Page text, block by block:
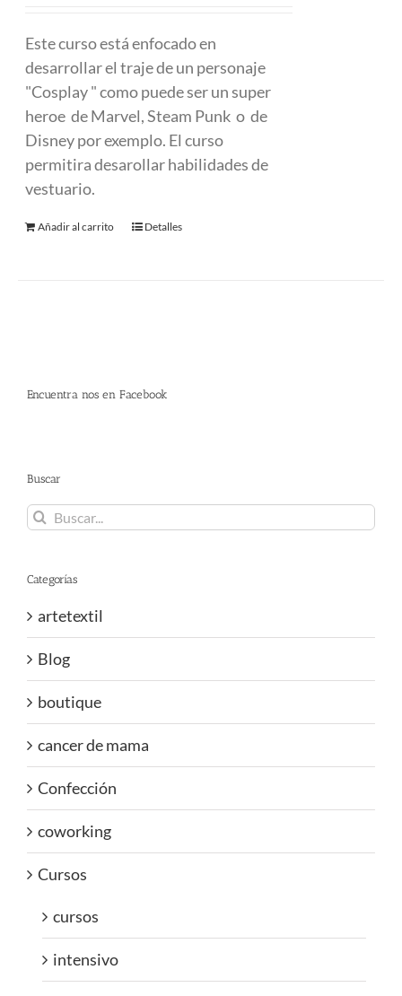
Este curso está enfocado en
desarrollar el traje de un personaje
"Cosplay " como puede ser un super
heroe de Marvel, Steam Punk o de
Disney por exemplo. El curso
permitira desarollar habilidades de
vestuario.
Añadir al carrito Detalles
Encuentra nos en Facebook
Buscar
Buscar:
Categorías
artetextil
Blog
boutique
cancer de mama
Confección
coworking
Cursos
cursos
intensivo